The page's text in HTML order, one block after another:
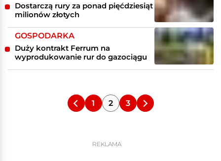
Dostarczą rury za ponad pięćdziesiąt
milionów złotych
GOSPODARKA
Duży kontrakt Ferrum na
wyprodukowanie rur do gazociągu
1 2 3
REKLAMA